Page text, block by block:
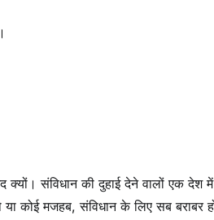
क्यों। संविधान की दुहाई देने वालों एक देश में
कोई मजहब, संविधान के लिए सब बराबर